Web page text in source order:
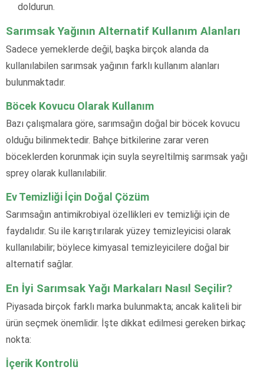
doldurun.
Sarımsak Yağının Alternatif Kullanım Alanları
Sadece yemeklerde değil, başka birçok alanda da
kullanılabilen sarımsak yağının farklı kullanım alanları
bulunmaktadır.
Böcek Kovucu Olarak Kullanım
Bazı çalışmalara göre, sarımsağın doğal bir böcek kovucu
olduğu bilinmektedir. Bahçe bitkilerine zarar veren
böceklerden korunmak için suyla seyreltilmiş sarımsak yağı
sprey olarak kullanılabilir.
Ev Temizliği İçin Doğal Çözüm
Sarımsağın antimikrobiyal özellikleri ev temizliği için de
faydalıdır. Su ile karıştırılarak yüzey temizleyicisi olarak
kullanılabilir; böylece kimyasal temizleyicilere doğal bir
alternatif sağlar.
En İyi Sarımsak Yağı Markaları Nasıl Seçilir?
Piyasada birçok farklı marka bulunmakta; ancak kaliteli bir
ürün seçmek önemlidir. İşte dikkat edilmesi gereken birkaç
nokta:
İçerik Kontrolü